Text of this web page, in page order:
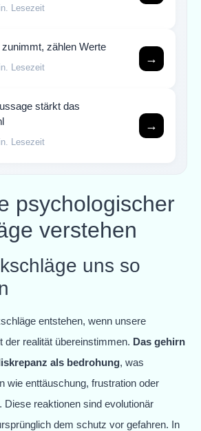
Lesezeit
zählen Werte
Lesezeit
→
stärkt das
Lesezeit
→
psychologischer
verstehen
uns so
entstehen, wenn unsere
der realität übereinstimmen. Das gehirn
als bedrohung, was
wie enttäuschung, frustration oder
Diese reaktionen sind evolutionär
dem schutz vor gefahren. In